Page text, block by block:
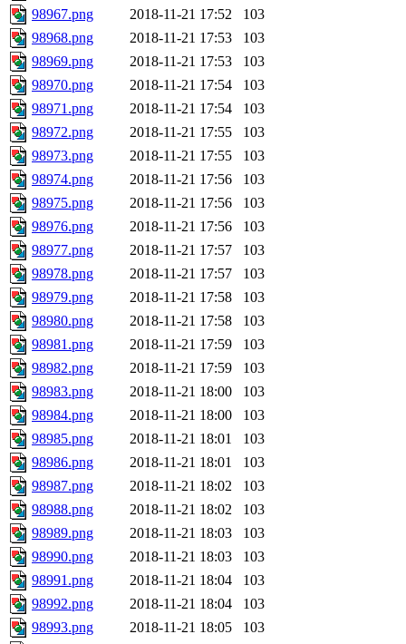
98967.png
2018-11-21 17:52
103
98968.png
2018-11-21 17:53
103
98969.png
2018-11-21 17:53
103
98970.png
2018-11-21 17:54
103
98971.png
2018-11-21 17:54
103
98972.png
2018-11-21 17:55
103
98973.png
2018-11-21 17:55
103
98974.png
2018-11-21 17:56
103
98975.png
2018-11-21 17:56
103
98976.png
2018-11-21 17:56
103
98977.png
2018-11-21 17:57
103
98978.png
2018-11-21 17:57
103
98979.png
2018-11-21 17:58
103
98980.png
2018-11-21 17:58
103
98981.png
2018-11-21 17:59
103
98982.png
2018-11-21 17:59
103
98983.png
2018-11-21 18:00
103
98984.png
2018-11-21 18:00
103
98985.png
2018-11-21 18:01
103
98986.png
2018-11-21 18:01
103
98987.png
2018-11-21 18:02
103
98988.png
2018-11-21 18:02
103
98989.png
2018-11-21 18:03
103
98990.png
2018-11-21 18:03
103
98991.png
2018-11-21 18:04
103
98992.png
2018-11-21 18:04
103
98993.png
2018-11-21 18:05
103